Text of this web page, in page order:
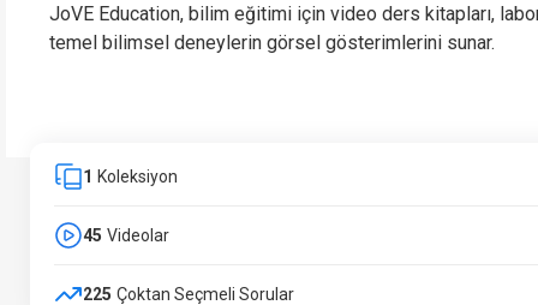
JoVE Education, bilim eğitimi için video ders kitapları,
temel bilimsel deneylerin görsel gösterimlerini sunar.
1 Koleksiyon
45 Videolar
225 Çoktan Seçmeli Sorular